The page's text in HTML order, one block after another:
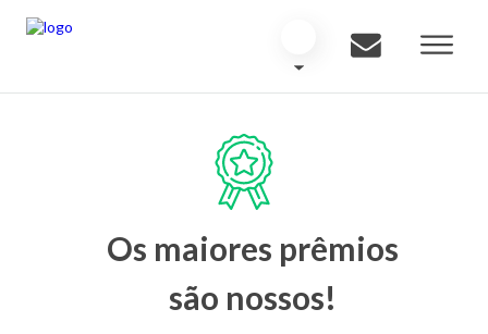
Os maiores prêmios
são nossos!